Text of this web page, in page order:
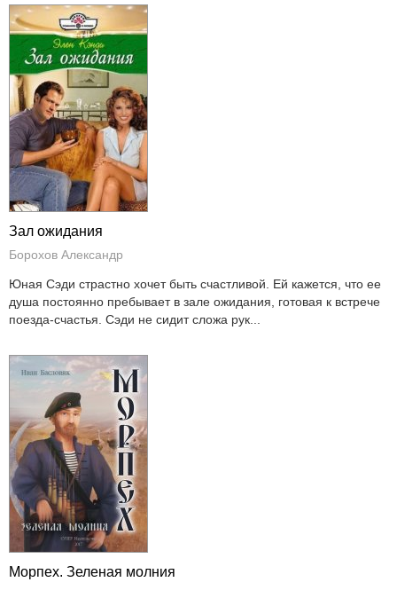
Зал ожидания
Борохов Александр
Юная Сэди страстно хочет быть счастливой. Ей кажется, что ее
душа постоянно пребывает в зале ожидания, готовая к встрече
поезда-счастья. Сэди не сидит сложа рук...
Морпех. Зеленая молния